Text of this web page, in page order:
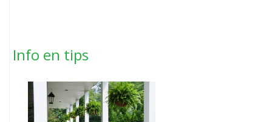
Info en tips